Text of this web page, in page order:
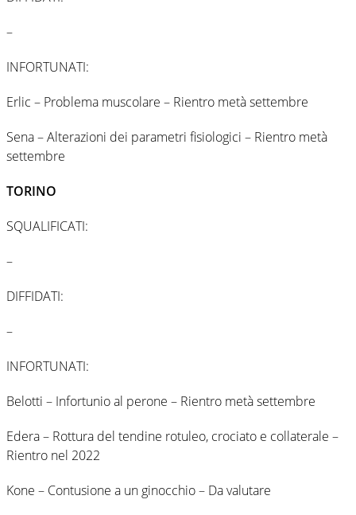
–
INFORTUNATI:
Erlic – Problema muscolare – Rientro metà settembre
Sena – Alterazioni dei parametri fisiologici – Rientro metà
settembre
TORINO
SQUALIFICATI:
–
DIFFIDATI:
–
INFORTUNATI:
Belotti – Infortunio al perone – Rientro metà settembre
Edera – Rottura del tendine rotuleo, crociato e collaterale –
Rientro nel 2022
Kone – Contusione a un ginocchio – Da valutare